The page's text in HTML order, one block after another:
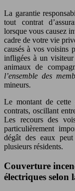
La garantie
tout contrat
lorsque vous causez
cadre de votre vie
causés à vos voisins
infligées à un
animaux de
l’ensemble des
mineurs.
Le montant de cette
contrats, oscillant
Les recours des
particulièrement
dégât des eaux peut
plusieurs résidents.
Couverture
électriques selon